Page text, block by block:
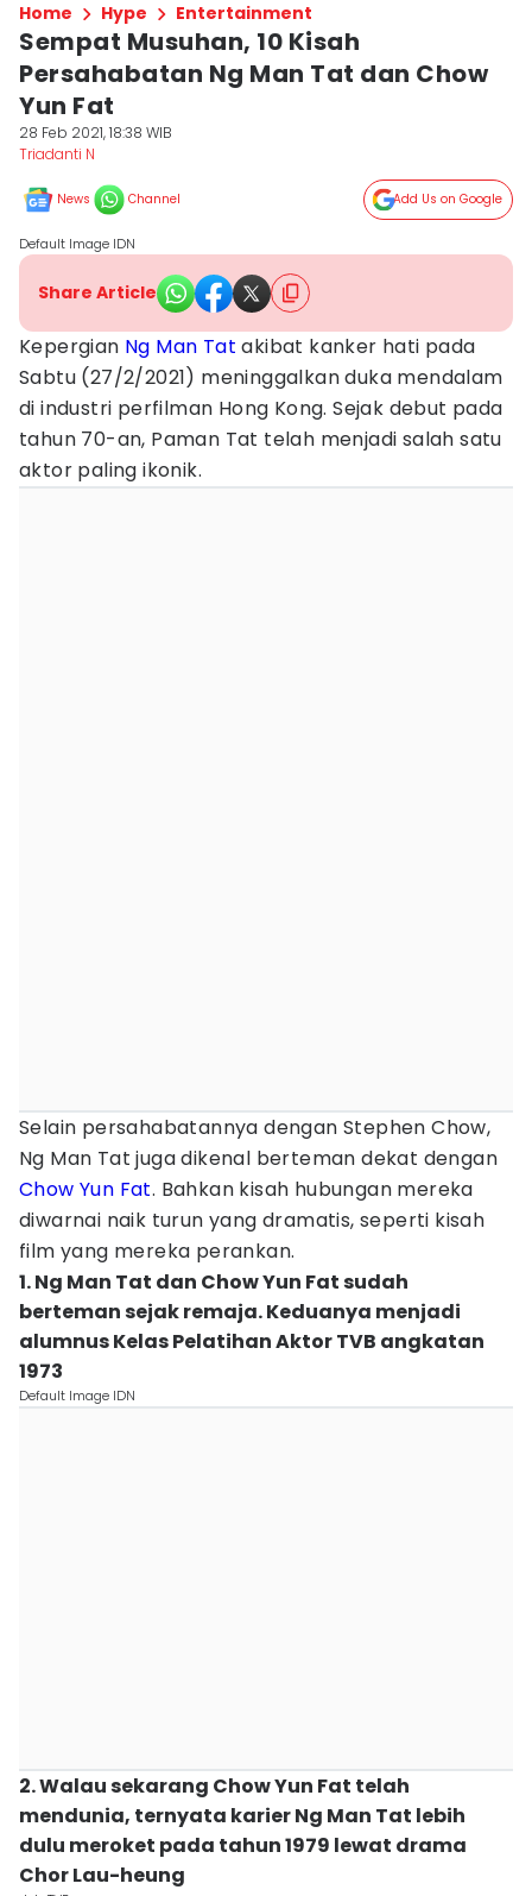
Home Hype Entertainment
Sempat Musuhan, 10 Kisah
Persahabatan Ng Man Tat dan Chow
Yun Fat
28 Feb 2021, 18:38 WIB
Triadanti N
News Channel Add Us on Google
Default Image IDN
Share Article
Kepergian Ng Man Tat akibat kanker hati pada
Sabtu (27/2/2021) meninggalkan duka mendalam
di industri perfilman Hong Kong. Sejak debut pada
tahun 70-an, Paman Tat telah menjadi salah satu
aktor paling ikonik.
Selain persahabatannya dengan Stephen Chow,
Ng Man Tat juga dikenal berteman dekat dengan
Chow Yun Fat. Bahkan kisah hubungan mereka
diwarnai naik turun yang dramatis, seperti kisah
film yang mereka perankan.
1. Ng Man Tat dan Chow Yun Fat sudah
berteman sejak remaja. Keduanya menjadi
alumnus Kelas Pelatihan Aktor TVB angkatan
1973
Default Image IDN
2. Walau sekarang Chow Yun Fat telah
mendunia, ternyata karier Ng Man Tat lebih
dulu meroket pada tahun 1979 lewat drama
Chor Lau-heung